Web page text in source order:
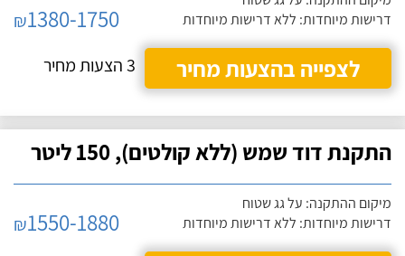
דרישות מיוחדות: ללא דרישות מיוחדות
₪1380-1750
לצפייה בהצעות מחיר
3 הצעות מחיר
התקנת דוד שמש (ללא קולטים), 150 ליטר
מיקום ההתקנה: על גג שטוח
דרישות מיוחדות: ללא דרישות מיוחדות
₪1550-1880